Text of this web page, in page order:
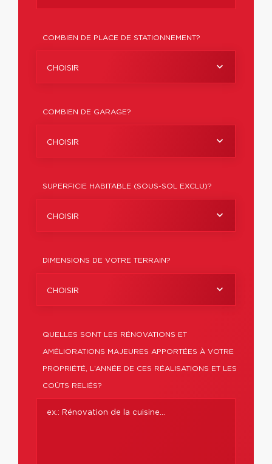
COMBIEN DE PLACE DE STATIONNEMENT?
CHOISIR
COMBIEN DE GARAGE?
CHOISIR
SUPERFICIE HABITABLE (SOUS-SOL EXCLU)?
CHOISIR
DIMENSIONS DE VOTRE TERRAIN?
CHOISIR
QUELLES SONT LES RÉNOVATIONS ET
AMÉLIORATIONS MAJEURES APPORTÉES À VOTRE
PROPRIÉTÉ, L’ANNÉE DE CES RÉALISATIONS ET LES
COÛTS RELIÉS?